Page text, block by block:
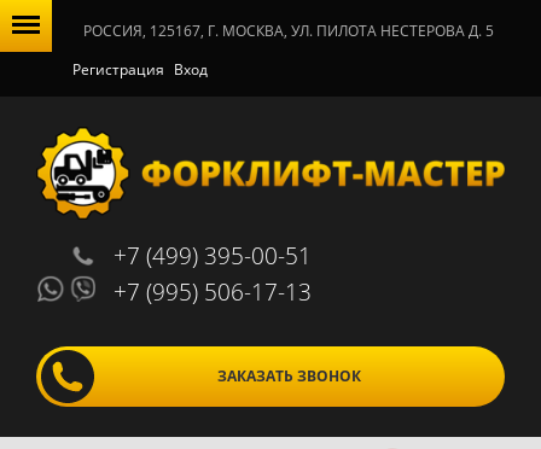
РОССИЯ, 125167, Г. МОСКВА, УЛ. ПИЛОТА НЕСТЕРОВА Д. 5
Регистрация Вход
+7 (499) 395-00-51
+7 (995) 506-17-13
ЗАКАЗАТЬ ЗВОНОК